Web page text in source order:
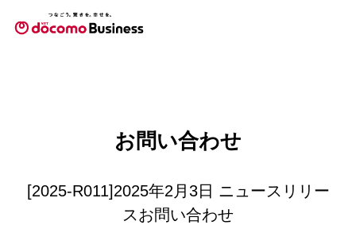
お問い合わせ
[2025-R011]2025年2月3日 ニュースリリー
スお問い合わせ